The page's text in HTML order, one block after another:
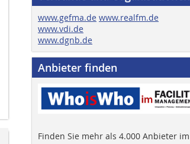
www.gefma.de www.realfm.de
www.vdi.de
www.dgnb.de
Anbieter finden
Finden Sie mehr als 4.000 Anbieter im